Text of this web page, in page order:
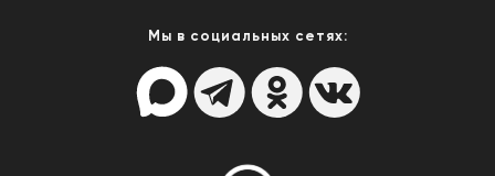
Мы в социальных сетях: